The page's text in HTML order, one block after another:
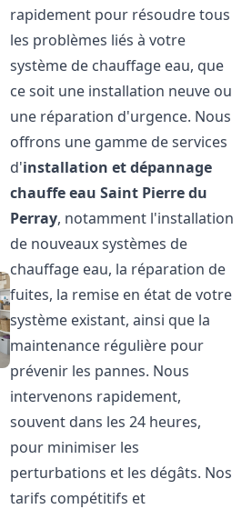
rapidement pour résoudre tous
les problèmes liés à votre
système de chauffage eau, que
ce soit une installation neuve ou
une réparation d'urgence. Nous
offrons une gamme de services
d'installation et dépannage
chauffe eau Saint Pierre du
Perray, notamment l'installation
de nouveaux systèmes de
chauffage eau, la réparation de
fuites, la remise en état de votre
système existant, ainsi que la
maintenance régulière pour
prévenir les pannes. Nous
intervenons rapidement,
souvent dans les 24 heures,
pour minimiser les
perturbations et les dégâts. Nos
tarifs compétitifs et